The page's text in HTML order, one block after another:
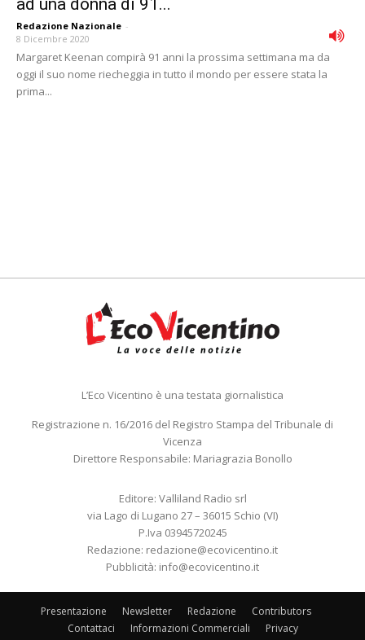
ad una donna di 91...
Redazione Nazionale -
8 Dicembre 2020
Margaret Keenan compirà 91 anni la prossima settimana ma da
oggi il suo nome riecheggia in tutto il mondo per essere stata la
prima...
L’Eco Vicentino è una testata giornalistica
Registrazione n. 16/2016 del Registro Stampa del Tribunale di
Vicenza
Direttore Responsabile: Mariagrazia Bonollo
Editore: Valliland Radio srl
via Lago di Lugano 27 – 36015 Schio (VI)
P.Iva 03945720245
Redazione: redazione@ecovicentino.it
Pubblicità: info@ecovicentino.it
Presentazione Newsletter Redazione
Contributors
Contattaci
Informazioni Commerciali Privacy